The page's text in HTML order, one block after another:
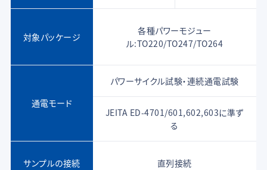
対象パッケージ
各種パワーモジュー
ル:TO220/TO247/TO264
通電モード
パワーサイクル試験・連続通電試験
JEITA ED-4701/601,602,603に準ず
る
サンプルの接続 直列接続